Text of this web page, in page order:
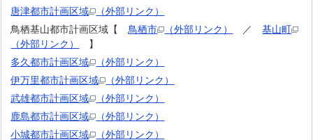
唐津都市計画区域
（外部リンク）
鳥栖基山都市計画区域【 鳥栖市 （外部リンク） ／基山町
（外部リンク）
】
多久都市計画区域
（外部リンク）
伊万里都市計画区域
（外部リンク）
武雄都市計画区域
（外部リンク）
鹿島都市計画区域
（外部リンク）
小城都市計画区域
（外部リンク）